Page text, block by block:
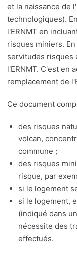
et la naissance de
technologiques).
l'ERNMT en
risques miniers. En
servitudes risques
l'ERNMT. C'est en
remplacement de
Ce document
des risques
volcan,
commune ;
des risques
risque, par
si le logement
si le logement,
(indiqué dans
nécessite des
effectués.